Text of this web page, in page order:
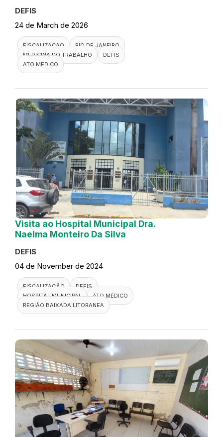
DEFIS
24 de March de 2026
FISCALIZACAO
RIO DE JANEIRO
MEDICINA DO TRABALHO
DEFIS
ATO MEDICO
Visita ao Hospital Municipal Dra.
Naelma Monteiro Da Silva
DEFIS
04 de November de 2024
FISCALIZAÇÃO
DEFIS
HOSPITAL MUNICIPAL
ATO MÉDICO
REGIÃO BAIXADA LITORANEA